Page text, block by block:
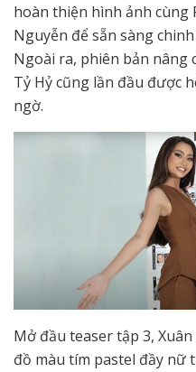
hoàn thiện hình ảnh cùng
Nguyễn để sẵn sàng
Ngoài ra, phiên bản nâng
Tỷ Hỷ cũng lần đầu được
ngờ.
Mở đầu teaser tập 3,
đồ màu tím pastel đầy